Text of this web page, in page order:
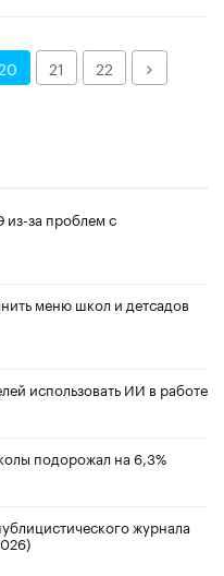
21 22 Далее
из-за проблем с
меню школ и детсадов
использовать ИИ в работе
подорожал на 6,3%
журнала